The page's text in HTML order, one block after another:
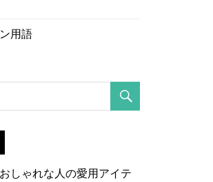
用語
おしゃれな人の愛用アイテ